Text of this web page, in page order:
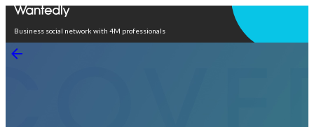
Business social network with 4M professionals